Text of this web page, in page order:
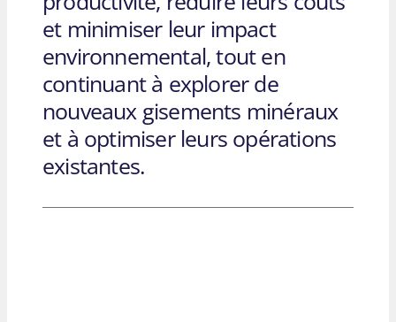
et minimiser leur impact
environnemental, tout en
continuant à explorer de
nouveaux gisements minéraux
et à optimiser leurs opérations
existantes.